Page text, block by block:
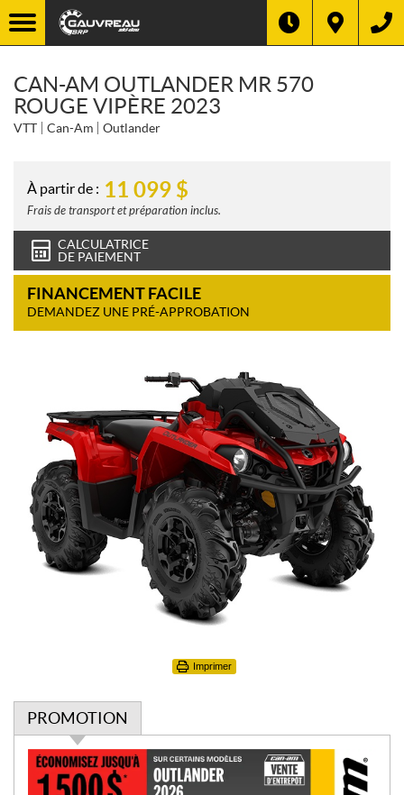
CAN-AM OUTLANDER MR 570
ROUGE VIPÈRE 2023
VTT Can-Am Outlander
À partir de : 11 099 $
Frais de transport et préparation inclus.
CALCULATRICE
DE PAIEMENT
FINANCEMENT FACILE
DEMANDEZ UNE PRÉ-APPROBATION
Imprimer
PROMOTION
P